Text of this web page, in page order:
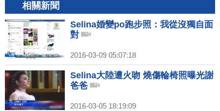
相關新聞
Selina婚變po跑步照：我從沒獨自面
對
2016-03-09 05:07:18
Selina大陸遭火吻 燒傷輪椅照曝光謝
爸爸
2016-03-05 18:19:09